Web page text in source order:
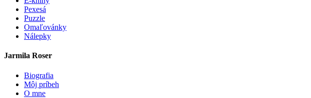
Pexesá
Puzzle
Omaľovánky
Nálepky
Jarmila Roser
Biografia
Môj príbeh
O mne